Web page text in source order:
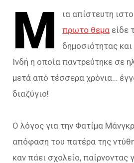
Μ
ια απίστευτη
πρωτο θεμα είδε
δημοσιότητας
Ινδή η οποία παντρεύτηκε σε
μετά από τέσσερα χρόνια…
διαζύγιο!
Ο λόγος για την Φατίμα
απόφαση του πατέρα της
καν πάει σχολείο, παίρνοντας